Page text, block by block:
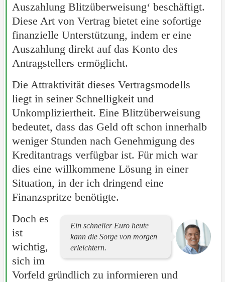
Auszahlung Blitzüberweisung‘ beschäftigt.
Diese Art von Vertrag bietet eine sofortige
finanzielle Unterstützung, indem er eine
Auszahlung direkt auf das Konto des
Antragstellers ermöglicht.
Die Attraktivität dieses Vertragsmodells
liegt in seiner Schnelligkeit und
Unkompliziertheit. Eine Blitzüberweisung
bedeutet, dass das Geld oft schon innerhalb
weniger Stunden nach Genehmigung des
Kreditantrags verfügbar ist. Für mich war
dies eine willkommene Lösung in einer
Situation, in der ich dringend eine
Finanzspritze benötigte.
Ein schneller Euro heute
kann die Sorge von morgen
erleichtern.
Doch es
ist
wichtig,
sich im
Vorfeld gründlich zu informieren und